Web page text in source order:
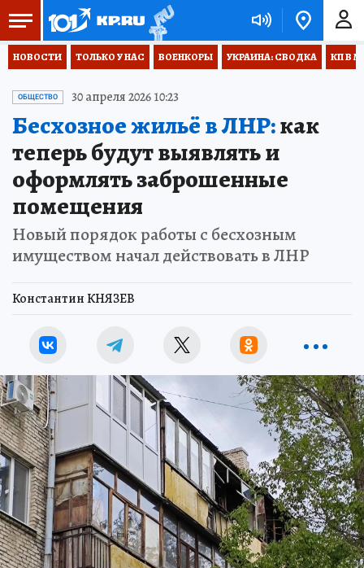
НОВОСТИ ТОЛЬКО У НАС ВОЕНКОРЫ УКРАИНА: СВОДКА КП В
ОБЩЕСТВО 30 апреля 2026 10:23
Бесхозное жильё в ЛНР:как
теперь будут выявлять и
оформлять заброшенные
помещения
Новый порядок работы с бесхозным
имуществом начал действовать в ЛНР
Константин КНЯЗЕВ